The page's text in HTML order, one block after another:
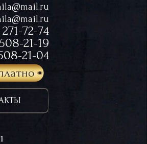
271-72-74
508-21-19
21-04